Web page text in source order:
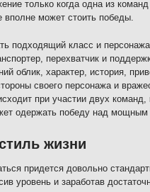
только когда одна из
вполне может стоить победы.
подходящий класс и
перехватчик и
облик, характер, история,
своего персонажа и
при участии двух
одержать победу над мощным
жизни
придется довольно
уровень и заработав